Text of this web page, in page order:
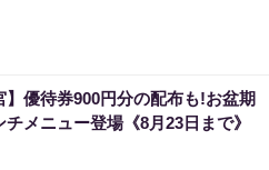
】優待券900円分の配布も!お盆期
チメニュー登場《8月23日まで》